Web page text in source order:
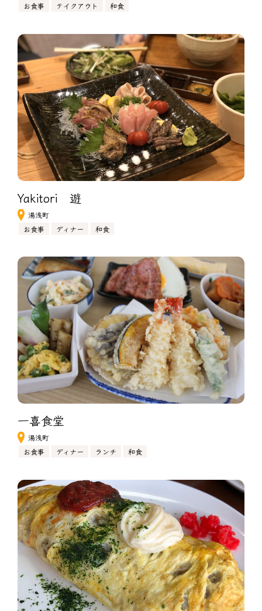
お食事
テイクアウト 和食
Yakitori　遊
湯浅町
お食事
ディナー 和食
一喜食堂
湯浅町
お食事
ディナー ランチ 和食